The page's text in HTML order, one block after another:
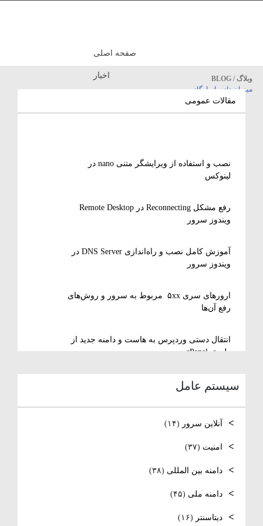
وبلاگ / BLOG
میزبان داده پاسارگاد
صفحه اصلی
اخبار
مقالات عمومی
نصب و استفاده از ویرایشگر متنی nano در
لینوکس
رفع مشکل Reconnecting در Remote Desktop
ویندوز سرور
آموزش کامل نصب و راه‌اندازی DNS Server در
ویندوز سرور
ارورهای سری ۵xx مربوط به سرور و روش‌های
رفع آن‌ها
انتقال دستی وردپرس به هاست و دامنه جدید از
طریق cPanel
نصب و راه اندازی NTP
سیستم عامل
آنلاین سرور (۱۴)
امنیت (۳۷)
دامنه بین المللی (۳۸)
دامنه ملی (۴۵)
دیتاسنتر (۱۶)